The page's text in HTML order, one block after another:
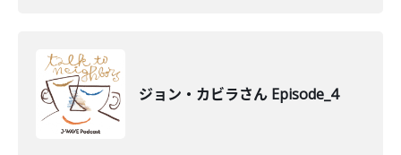
ジョン・カビラさん Episode_4